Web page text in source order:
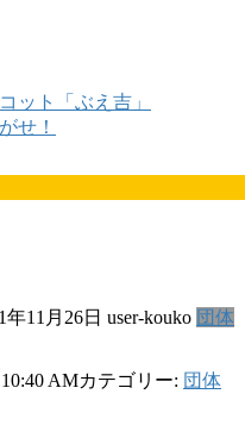
ット「ぶえ吉」
せ！
年11月26日 user-kouko 団体
AMカテゴリー: 団体